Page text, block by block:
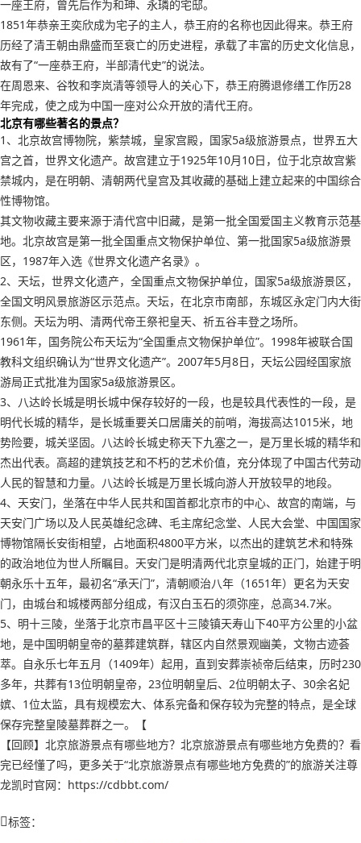
一座王府，曾先后作为和珅、永璘的宅邸。
1851年恭亲王奕欣成为宅子的主人，恭王府的名称也因此得来。恭王府
历经了清王朝由鼎盛而至衰亡的历史进程，承载了丰富的历史文化信息，
故有了“一座恭王府，半部清代史”的说法。
在周恩来、谷牧和李岚清等领导人的关心下，恭王府腾退修缮工作历28
年完成，使之成为中国一座对公众开放的清代王府。
北京有哪些著名的景点？
1、北京故宫博物院，紫禁城，皇家宫殿，国家5a级旅游景点，世界五大
宫之首，世界文化遗产。故宫建立于1925年10月10日，位于北京故宫紫
禁城内，是在明朝、清朝两代皇宫及其收藏的基础上建立起来的中国综合
性博物馆。
其文物收藏主要来源于清代宫中旧藏，是第一批全国爱国主义教育示范基
地。北京故宫是第一批全国重点文物保护单位、第一批国家5a级旅游景
区，1987年入选《世界文化遗产名录》。
2、天坛，世界文化遗产，全国重点文物保护单位，国家5a级旅游景区，
全国文明风景旅游区示范点。天坛，在北京市南部，东城区永定门内大街
东侧。天坛为明、清两代帝王祭祀皇天、祈五谷丰登之场所。
1961年，国务院公布天坛为“全国重点文物保护单位”。1998年被联合国
教科文组织确认为“世界文化遗产”。2007年5月8日，天坛公园经国家旅
游局正式批准为国家5a级旅游景区。
3、八达岭长城是明长城中保存较好的一段，也是较具代表性的一段，是
明代长城的精华，是长城重要关口居庸关的前哨，海拔高达1015米，地
势险要，城关坚固。八达岭长城史称天下九塞之一，是万里长城的精华和
杰出代表。高超的建筑技艺和不朽的艺术价值，充分体现了中国古代劳动
人民的智慧和力量。八达岭长城是万里长城向游人开放较早的地段。
4、天安门，坐落在中华人民共和国首都北京市的中心、故宫的南端，与
天安门广场以及人民英雄纪念碑、毛主席纪念堂、人民大会堂、中国国家
博物馆隔长安街相望，占地面积4800平方米，以杰出的建筑艺术和特殊
的政治地位为世人所瞩目。天安门是明清两代北京皇城的正门，始建于明
朝永乐十五年，最初名“承天门”，清朝顺治八年（1651年）更名为天安
门，由城台和城楼两部分组成，有汉白玉石的须弥座，总高34.7米。
5、明十三陵，坐落于北京市昌平区十三陵镇天寿山下40平方公里的小盆
地，是中国明朝皇帝的墓葬建筑群，辖区内自然景观幽美，文物古迹荟
萃。自永乐七年五月（1409年）起用，直到安葬崇祯帝后结束，历时230
多年，共葬有13位明朝皇帝，23位明朝皇后、2位明朝太子、30余名妃
嫔、1位太监，具有规模宏大、体系完备和保存较为完整的特点，是全球
保存完整皇陵墓葬群之一。【
【回顾】北京旅游景点有哪些地方？北京旅游景点有哪些地方免费的？看
完已经懂了吗，更多关于“北京旅游景点有哪些地方免费的”的旅游关注尊
龙凯时官网：https://cdbbt.com/
标签：